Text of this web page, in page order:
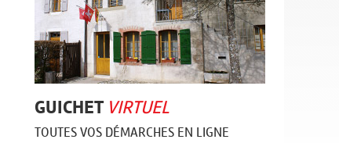
GUICHET VIRTUEL
TOUTES VOS DÉMARCHES EN LIGNE